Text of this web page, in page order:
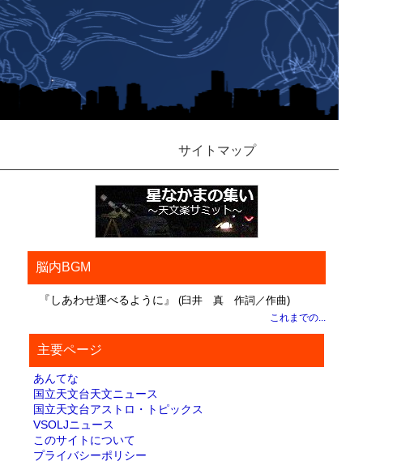
サイトマップ
脳内BGM
『しあわせ運べるように』 (臼井 真 作詞／作曲)
これまでの...
主要ページ
あんてな
国立天文台天文ニュース
国立天文台アストロ・トピックス
VSOLJニュース
このサイトについて
プライバシーポリシー